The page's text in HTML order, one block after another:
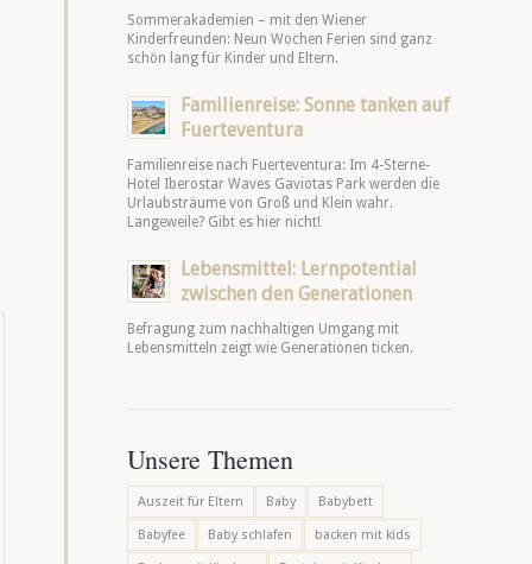
Sommerakademien – mit den Wiener
Kinderfreunden: Neun Wochen Ferien sind ganz
schön lang für Kinder und Eltern.
Familienreise: Sonne tanken auf
Fuerteventura
Familienreise nach Fuerteventura: Im 4-Sterne-
Hotel Iberostar Waves Gaviotas Park werden die
Urlaubsträume von Groß und Klein wahr.
Langeweile? Gibt es hier nicht!
Lebensmittel: Lernpotential
zwischen den Generationen
Befragung zum nachhaltigen Umgang mit
Lebensmitteln zeigt wie Generationen ticken.
Unsere Themen
Auszeit für Eltern Baby Babybett
Babyfee Baby schlafen backen mit kids